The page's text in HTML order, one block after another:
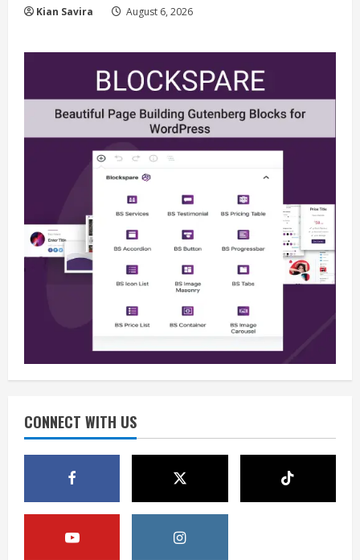
Kian Savira August 6, 2026
CONNECT WITH US
Berita
BMP Kecam Aksi KNPB, Serukan
Persatuan Demi Papua yang Kondusif
August 6, 2026
3
Perang Algoritma AI Makin Kompleks,
Digital
Pemerintah Perkuat Ekosistem Media
Digital Nasional Hadapi Perang
Algoritma AI
August 6, 2026